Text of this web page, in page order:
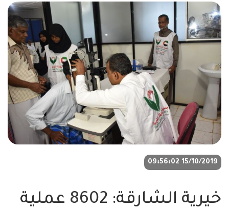
15/10/2019 09:56:02
خيرية الشارقة: 8602 عملية